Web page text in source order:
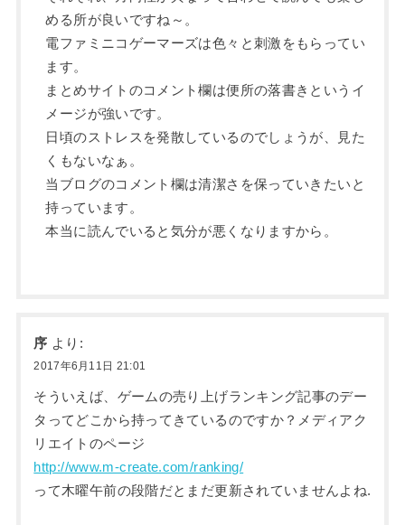
める所が良いですね～。
電ファミニコゲーマーズは色々と刺激をもらってい
ます。
まとめサイトのコメント欄は便所の落書きというイ
メージが強いです。
日頃のストレスを発散しているのでしょうが、見た
くもないなぁ。
当ブログのコメント欄は清潔さを保っていきたいと
持っています。
本当に読んでいると気分が悪くなりますから。
序 より:
2017年6月11日 21:01
そういえば、ゲームの売り上げランキング記事のデー
タってどこから持ってきているのですか？メディアク
リエイトのページ
http://www.m-create.com/ranking/
って木曜午前の段階だとまだ更新されていませんよね.